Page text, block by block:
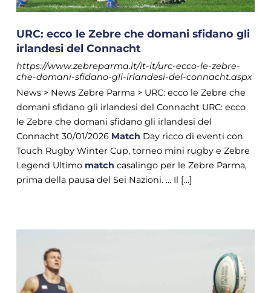
URC: ecco le Zebre che domani sfidano gli
irlandesi del Connacht
https://www.zebreparma.it/it-it/urc-ecco-le-zebre-
che-domani-sfidano-gli-irlandesi-del-connacht.aspx
News > News Zebre Parma > URC: ecco le Zebre che
domani sfidano gli irlandesi del Connacht URC: ecco
le Zebre che domani sfidano gli irlandesi del
Connacht 30/01/2026 Match Day ricco di eventi con
Touch Rugby Winter Cup, torneo mini rugby e Zebre
Legend Ultimo match casalingo per le Zebre Parma,
prima della pausa del Sei Nazioni. ... Il [...]